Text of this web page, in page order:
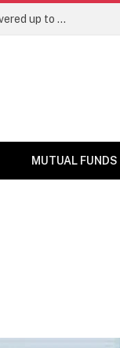
Best Large Cap Mutual Funds: Top 5 schemes that delivered up to 8% returns in one year
MUTUAL FUNDS